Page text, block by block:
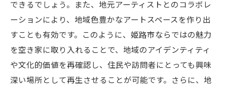
できるでしょう。また、地元アーティストとのコラボレ
ーションにより、地域色豊かなアートスペースを作り出
すことも有効です。このように、姫路市ならではの魅力
を空き家に取り入れることで、地域のアイデンティティ
や文化的価値を再確認し、住民や訪問者にとっても興味
深い場所として再生させることが可能です。さらに、地